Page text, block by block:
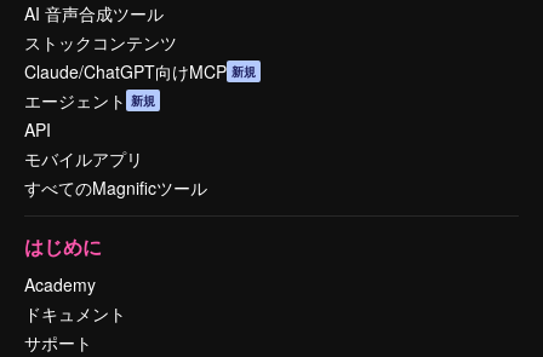
AI 音声合成ツール
ストックコンテンツ
Claude/ChatGPT向けMCP 新規
エージェント 新規
API
モバイルアプリ
すべてのMagnificツール
はじめに
Academy
ドキュメント
サポート